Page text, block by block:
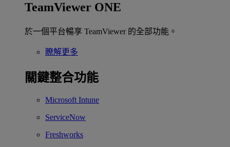
TeamViewer ONE
於一個平台暢享 TeamViewer 的全部功能。
瞭解更多
關鍵整合功能
Microsoft Intune
ServiceNow
Freshworks